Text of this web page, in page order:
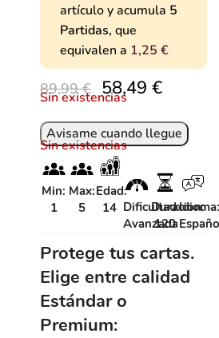
artículo y acumula 5
Partidas, que
equivalen a 1,25 €
89,99€ 58,49 €
Sin existencias
Sin existencias
Min:
1
Max:
5
Edad:
14 Dificultad:
Avanzada
Duracion:
120
Protege tus cartas.
Elige entre calidad
Estándar o
Premium: